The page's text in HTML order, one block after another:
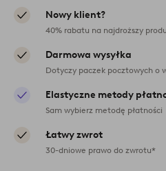
Nowy klient?
40% rabatu na najdroższy
Darmowa wysyłka
Dotyczy paczek pocztowych o
Elastyczne metody
Sam wybierz metodę płatności
Łatwy zwrot
30-dniowe prawo do zwrotu*